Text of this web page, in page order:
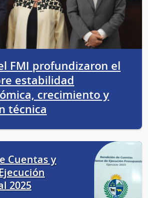
FMI profundizaron el
estabilidad
crecimiento y
técnica
Cuentas y
2025